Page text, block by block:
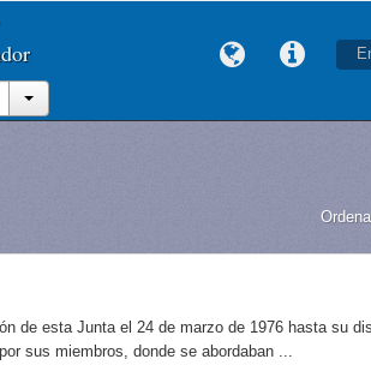
de esta Junta el 24 de marzo de 1976 hasta su
sus miembros, donde se abordaban ...